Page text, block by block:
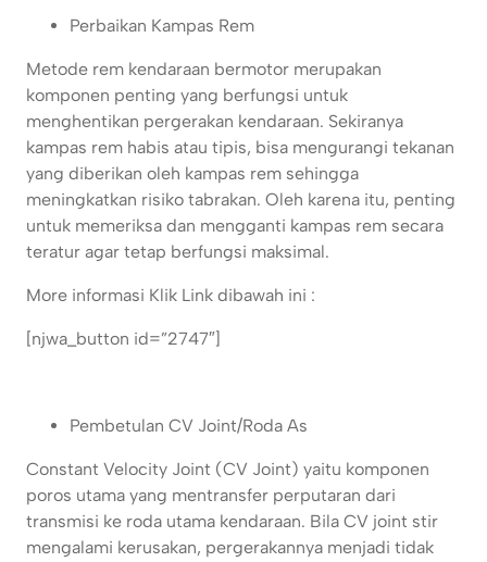
Perbaikan Kampas Rem
Metode rem kendaraan bermotor merupakan
komponen penting yang berfungsi untuk
menghentikan pergerakan kendaraan. Sekiranya
kampas rem habis atau tipis, bisa mengurangi tekanan
yang diberikan oleh kampas rem sehingga
meningkatkan risiko tabrakan. Oleh karena itu, penting
untuk memeriksa dan mengganti kampas rem secara
teratur agar tetap berfungsi maksimal.
More informasi Klik Link dibawah ini :
[njwa_button id=”2747″]
Pembetulan CV Joint/Roda As
Constant Velocity Joint (CV Joint) yaitu komponen
poros utama yang mentransfer perputaran dari
transmisi ke roda utama kendaraan. Bila CV joint stir
mengalami kerusakan, pergerakannya menjadi tidak